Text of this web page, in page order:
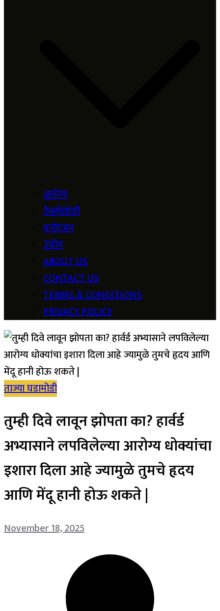
आरोग्य
टेक्नॉलॉजी
मनोरंजन
उद्योग
ABOUT US
CONTACT US
TERMS & CONDITIONS
PRIVACY POLICY
ताज्या घडामोडी
तुम्ही दिवे लावून झोपता का? हार्वर्ड
अभ्यासाने लपविलेल्या आरोग्य धोक्यांचा
इशारा दिला आहे ज्यामुळे तुमचे हृदय
आणि मेंदू हानी होऊ शकते |
November 18, 2025